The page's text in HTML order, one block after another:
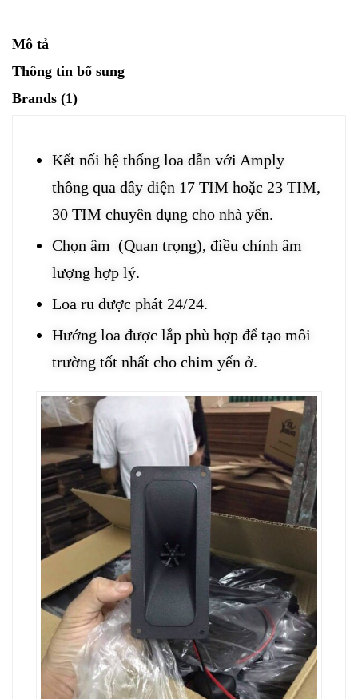
Mô tả
Thông tin bổ sung
Brands (1)
Kết nối hệ thống loa dẫn với Amply
thông qua dây diện 17 TIM hoặc 23 TIM,
30 TIM chuyên dụng cho nhà yến.
Chọn âm (Quan trọng), điều chỉnh âm
lượng hợp lý.
Loa ru được phát 24/24.
Hướng loa được lắp phù hợp để tạo môi
trường tốt nhất cho chim yến ở.